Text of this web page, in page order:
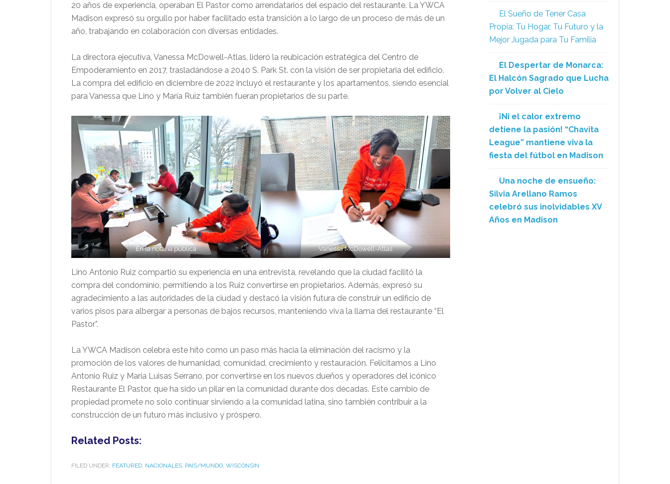
20 años de experiencia, operaban El Pastor como arrendatarios del espacio del restaurante. La YWCA
Madison expresó su orgullo por haber facilitado esta transición a lo largo de un proceso de más de un
año, trabajando en colaboración con diversas entidades.
La directora ejecutiva, Vanessa McDowell-Atlas, lideró la reubicación estratégica del Centro de
Empoderamiento en 2017, trasladándose a 2040 S. Park St. con la visión de ser propietaria del edificio.
La compra del edificio en diciembre de 2022 incluyó el restaurante y los apartamentos, siendo esencial
para Vanessa que Lino y María Ruiz también fueran propietarios de su parte.
En la notaria pública Vanessa McDowell-Atlas
Lino Antonio Ruiz compartió su experiencia en una entrevista, revelando que la ciudad facilitó la
compra del condominio, permitiendo a los Ruiz convertirse en propietarios. Además, expresó su
agradecimiento a las autoridades de la ciudad y destacó la visión futura de construir un edificio de
varios pisos para albergar a personas de bajos recursos, manteniendo viva la llama del restaurante “El
Pastor”.
La YWCA Madison celebra este hito como un paso más hacia la eliminación del racismo y la
promoción de los valores de humanidad, comunidad, crecimiento y restauración. Felicitamos a Lino
Antonio Ruiz y Maria Luisas Serrano, por convertirse en los nuevos dueños y operadores del icónico
Restaurante El Pastor, que ha sido un pilar en la comunidad durante dos décadas. Este cambio de
propiedad promete no solo continuar sirviendo a la comunidad latina, sino también contribuir a la
construcción de un futuro más inclusivo y próspero.
Related Posts:
FILED UNDER: FEATURED, NACIONALES, PAÍS/MUNDO, WISCONSIN
El Sueño de Tener Casa
Propia: Tu Hogar, Tu Futuro y la
Mejor Jugada para Tu Familia
El Despertar de Monarca:
El Halcón Sagrado que Lucha
por Volver al Cielo
¡Ni el calor extremo
detiene la pasión! “Chavita
League” mantiene viva la
fiesta del fútbol en Madison
Una noche de ensueño:
Silvia Arellano Ramos
celebró sus inolvidables XV
Años en Madison